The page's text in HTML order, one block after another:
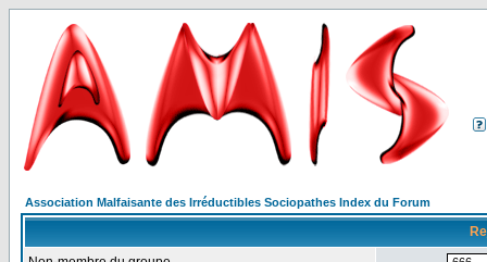
Association Malfaisante des Irréductibles Sociopathes Index du Forum